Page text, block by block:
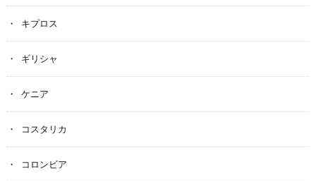
キプロス
ギリシャ
ケニア
コスタリカ
コロンビア